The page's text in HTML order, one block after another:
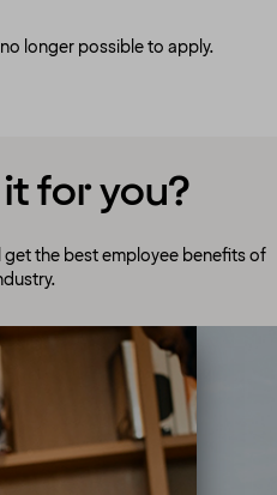
longer possible to apply.
it for you?
the best employee benefits of